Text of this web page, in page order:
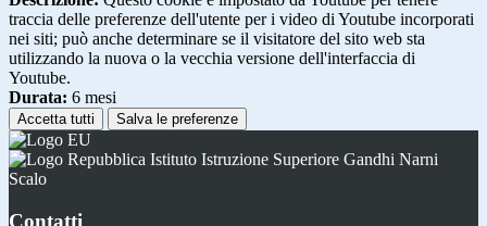
traccia delle preferenze dell'utente per i video di Youtube incorporati
nei siti; può anche determinare se il visitatore del sito web sta
utilizzando la nuova o la vecchia versione dell'interfaccia di
Youtube.
Durata: 6 mesi
Accetta tutti Salva le preferenze
Istituto Istruzione Superiore Gandhi Narni
Scalo
Contatti